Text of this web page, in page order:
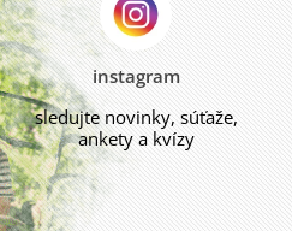
instagram
sledujte novinky, súťaže,
ankety a kvízy